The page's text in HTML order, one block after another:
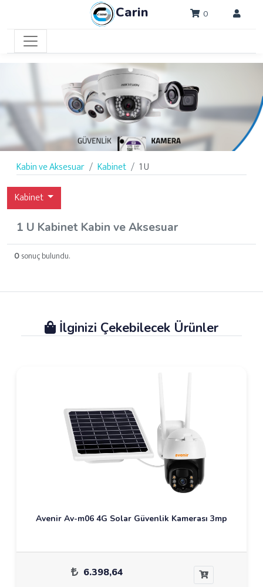
Carin 0
Kabin ve Aksesuar Kabinet
1 U
Kabinet
1 U Kabinet Kabin ve Aksesuar
0sonuç bulundu.
İlginizi Çekebilecek Ürünler
Avenir Av-m06 4G Solar Güvenlik Kamerası 3mp
6.398,64